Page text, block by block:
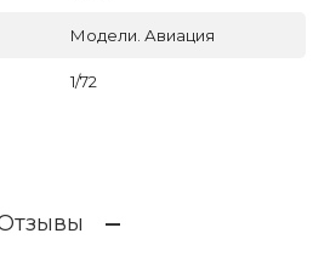
Модели. Авиация
1/72